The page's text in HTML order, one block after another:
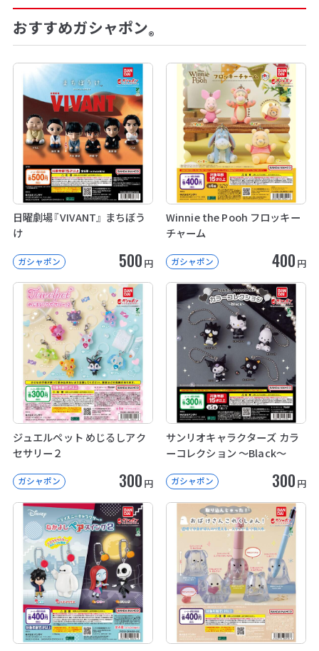
おすすめガシャポン®
日曜劇場『VIVANT』 まちぼう
け
ガシャポン 500 円
Winnie the Pooh フロッキー
チャーム
ガシャポン 400 円
ジュエルペット めじるしアク
セサリー２
ガシャポン 300 円
サンリオキャラクターズ カラ
ーコレクション ～Black～
ガシャポン 300 円